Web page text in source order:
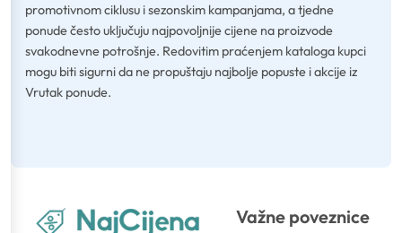
promotivnom ciklusu i sezonskim kampanjama, a tjedne
ponude često uključuju najpovoljnije cijene na proizvode
svakodnevne potrošnje. Redovitim praćenjem kataloga kupci
mogu biti sigurni da ne propuštaju najbolje popuste i akcije iz
Vrutak ponude.
Važne poveznice